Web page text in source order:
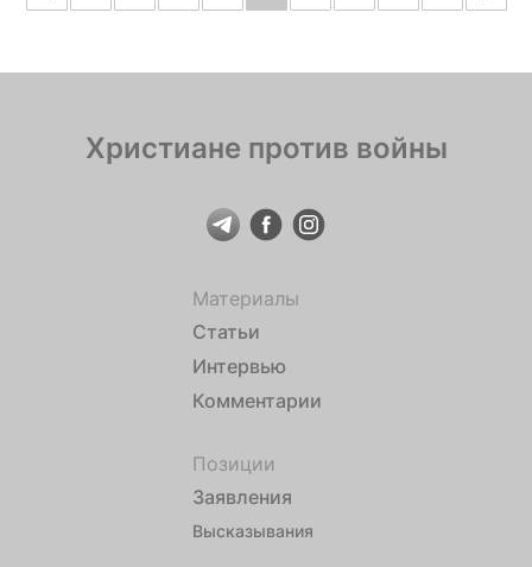
Христиане против войны
Материалы
Статьи
Интервью
Комментарии
Позиции
Заявления
Высказывания